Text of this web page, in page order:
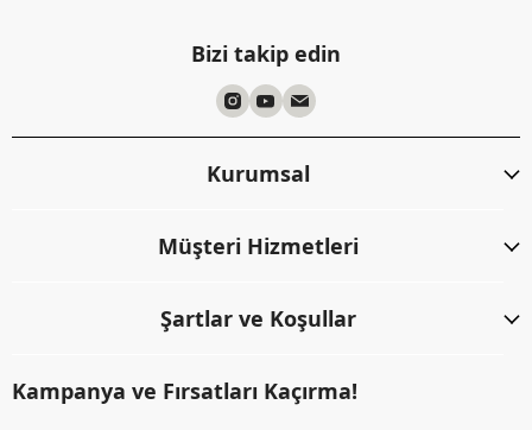
Bizi takip edin
Kurumsal
Müşteri Hizmetleri
Şartlar ve Koşullar
Kampanya ve Fırsatları Kaçırma!